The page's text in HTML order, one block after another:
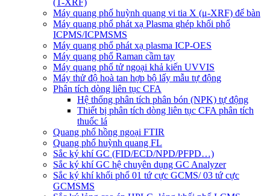
(T-XRF)
Máy quang phổ huỳnh quang vi tia X (μ-XRF) để bàn
Máy quang phổ phát xạ Plasma ghép khối phổ
ICPMS/ICPMSMS
Máy quang phổ phát xạ plasma ICP-OES
Máy quang phổ Raman cầm tay
Máy quang phổ tử ngoại khả kiến UVVIS
Máy thử độ hoà tan hợp bộ lấy mẫu tự động
Phân tích dòng liên tục CFA
Hệ thống phân tích phân bón (NPK) tự động
Thiết bị phân tích dòng liên tục CFA phân tích
thuốc lá
Quang phổ hồng ngoại FTIR
Quang phổ huỳnh quang FL
Sắc ký khí GC (FID/ECD/NPD/PFPD…)
Sắc ký khí GC hệ chuyên dụng GC Analyzer
Sắc ký khí khối phổ 01 tứ cực GCMS/ 03 tứ cực
GCMSMS